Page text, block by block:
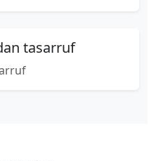
tasarruf